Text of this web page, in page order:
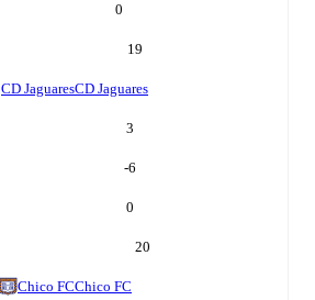
0
19
CD JaguaresCD Jaguares
3
-6
0
20
Chico FCChico FC